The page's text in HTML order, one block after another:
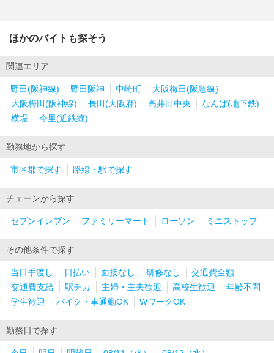
ほかのバイトも探そう
関連エリア
野田(阪神線) 野田阪神 中崎町
大阪梅田(阪急線)
大阪梅田(阪神線)
長田(大阪府) 高井田中央
なんば(地下鉄)
横堤
今里(近鉄線)
勤務地から探す
市区郡で探す 路線・駅で探す
チェーンから探す
セブンイレブン ファミリーマート ローソン ミニストップ
その他条件で探す
当日手渡し 日払い 面接なし 研修なし
交通費全額
交通費支給
駅チカ 主婦・主夫歓迎 高校生歓迎
年齢不問
学生歓迎
バイク・車通勤OK WワークOK
勤務日で探す